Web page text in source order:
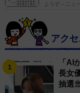
よろず～ニュ
アク
「AI
長女
抽選